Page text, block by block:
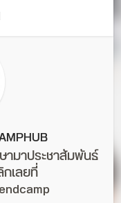
มาประชาสัมพันธ์
เลยที่